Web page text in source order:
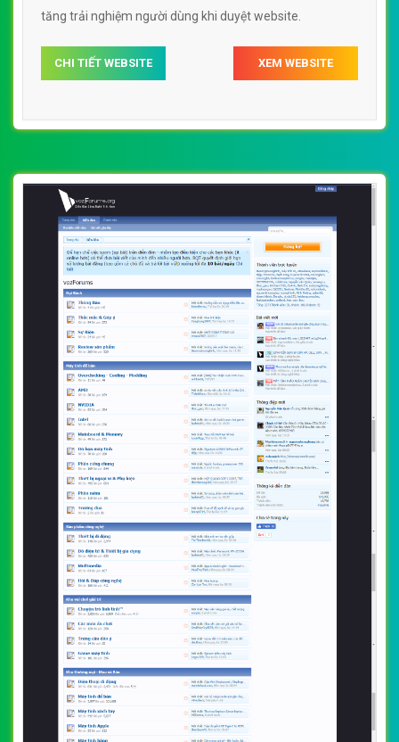
tăng trải nghiệm người dùng khi duyệt website.
CHI TIẾT WEBSITE XEM WEBSITE